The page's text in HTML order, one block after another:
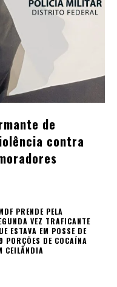
de
contra
PRENDE PELA
VEZ TRAFICANTE
ESTAVA EM POSSE DE
PORÇÕES DE COCAÍNA
CEILÂNDIA